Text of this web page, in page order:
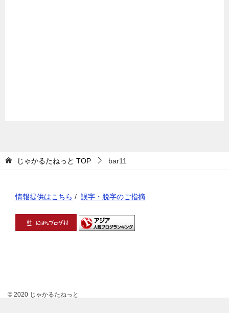
じゃかるたねっと TOP bar11
情報提供はこちら / 誤字・脱字のご指摘
© 2020 じゃかるたねっと